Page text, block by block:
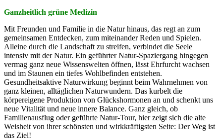
Ganzheitlich grüne Medizin
Mit Freunden und Familie in die Natur hinaus, das regt an zum
gemeinsamen Entdecken, zum miteinander Reden und Spielen.
Alleine durch die Landschaft zu streifen, verbindet die Seele
intensiv mit der Natur. Ein geführter Natur-Spaziergang hingegen
vermag ganz neue Wissenswelten öffnen, lässt Ehrfurcht wachsen
und im Staunen ein tiefes Wohlbefinden entstehen.
Gesundheitsaktive Naturwirkung beginnt beim Wahrnehmen von
ganz kleinen, alltäglichen Naturwundern. Das kurbelt die
körpereigene Produktion von Glückshormonen an und schenkt uns
neue Vitalität und neue innere Balance. Ganz gleich, ob
Familienausflug oder geführte Natur-Tour, hier zeigt sich die alte
Weisheit von ihrer schönsten und wirkkräftigsten Seite: Der Weg ist
das Ziel!